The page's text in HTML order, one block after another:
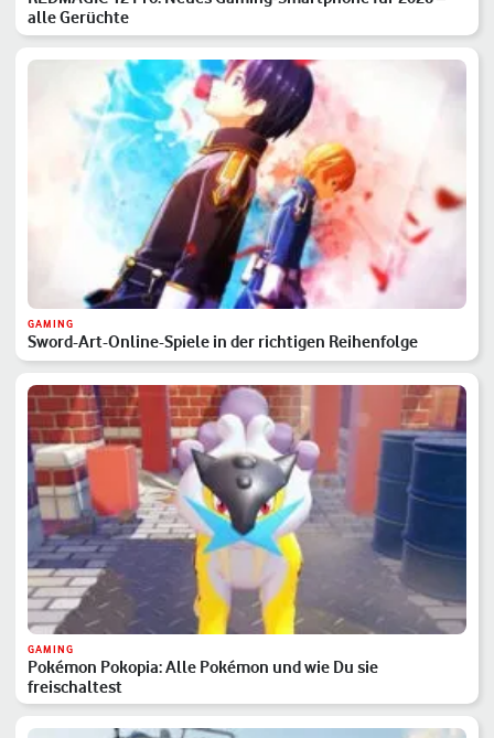
alle Gerüchte
GAMING
Sword-Art-Online-Spiele in der richtigen Reihenfolge
GAMING
Pokémon Pokopia: Alle Pokémon und wie Du sie
freischaltest